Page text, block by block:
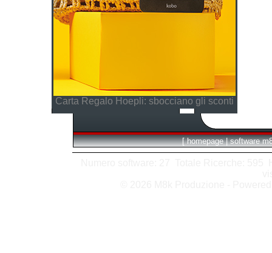
Carta Regalo Hoepli: sbocciano gli sconti
[ homepage | software